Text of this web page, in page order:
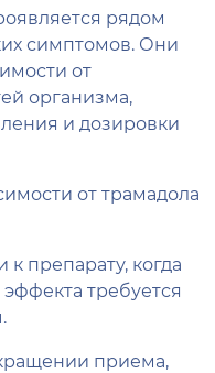
рядом
симптомов. Они
от
организма,
и дозировки
от трамадола
препарату, когда
требуется
приема,